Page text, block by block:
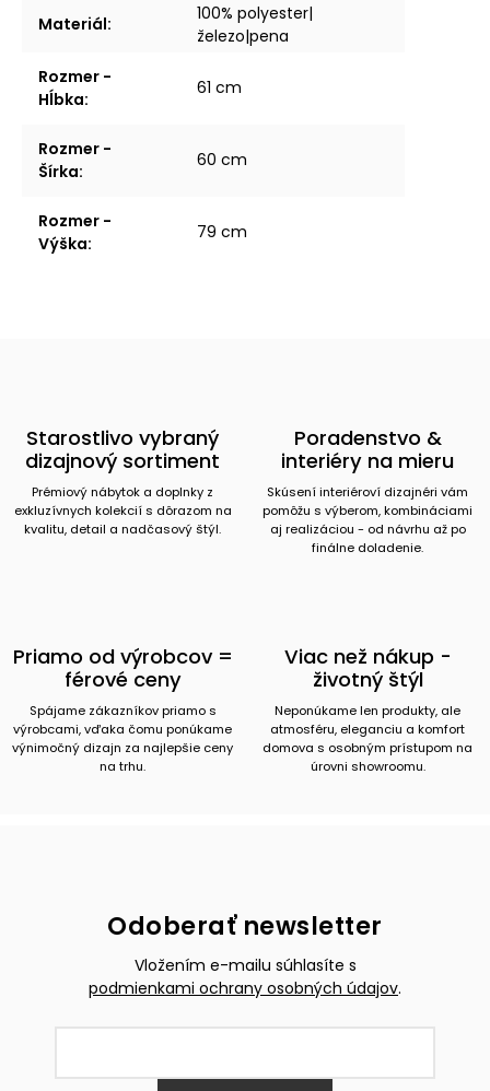
Materiál:
100% polyester|
železo|pena
Rozmer -
Hĺbka:
61 cm
Rozmer -
Šírka:
60 cm
Rozmer -
Výška:
79 cm
Starostlivo vybraný
dizajnový sortiment
Prémiový nábytok a doplnky z
exkluzívnych kolekcií s dôrazom na
kvalitu, detail a nadčasový štýl.
Poradenstvo &
interiéry na mieru
Skúsení interiéroví dizajnéri vám
pomôžu s výberom, kombináciami
aj realizáciou - od návrhu až po
finálne doladenie.
Priamo od výrobcov =
férové ceny
Spájame zákazníkov priamo s
výrobcami, vďaka čomu ponúkame
výnimočný dizajn za najlepšie ceny
na trhu.
Viac než nákup -
životný štýl
Neponúkame len produkty, ale
atmosféru, eleganciu a komfort
domova s osobným prístupom na
úrovni showroomu.
Odoberať newsletter
Vložením e-mailu súhlasíte s
podmienkami ochrany osobných údajov.